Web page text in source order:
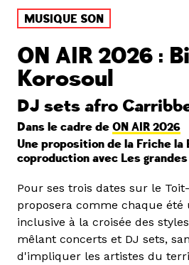
MUSIQUE SON
ON AIR 2026 :
Korosoul
DJ sets afro
Dans le cadre de ON AIR 2026
Une proposition de la Friche la
coproduction avec Les
Pour ses trois dates sur le
proposera comme chaque
inclusive à la croisée des
mêlant concerts et DJ sets,
d'impliquer les artistes du